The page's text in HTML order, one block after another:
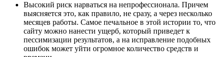
Высокий риск нарваться на непрофессионала. Причем
выясняется это, как правило, не сразу, а через несколько
месяцев работы. Самое печальное в этой истории то, что
сайту можно нанести ущерб, который приведет к
пессимизации результатов, а на исправление подобных
ошибок может уйти огромное количество средств и